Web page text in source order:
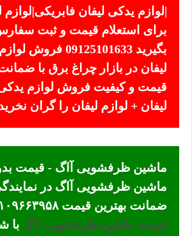
|لوازم یدکی لیفان
برای استعلام قیمت و ثبت
بگیرید 09125101633
لیفان در بازار چراغ برق با
قیمت و کیفیت فروش لوازم
لیفان + لوازم لیفان را گران
ماشین ظرفشویی آاگ - قیمت
ماشین ظرفشویی آاگ در
ضمانت بهترین قیمت ۰۹۱۰۹۶۶۳۹۵۸ استعلام
قیمت ماشین ظرفشویی ااگ با